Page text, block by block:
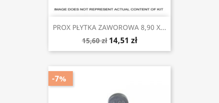
PROX PŁYTKA ZAWOROWA 8,90 X...
15,60 zł 14,51 zł
-7%